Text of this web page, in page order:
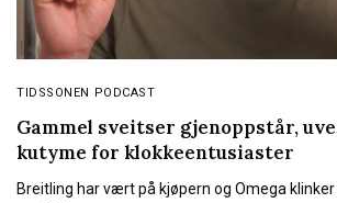
TIDSSONEN PODCAST
Gammel sveitser gjenoppstår,
kutyme for klokkeentusiaster
Breitling har vært på kjøpern og Omega